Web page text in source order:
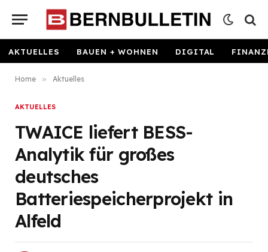
AKTUELLES BAUEN + WOHNEN DIGITAL
Home » Aktuelles
AKTUELLES
TWAICE liefert BESS-
Analytik für großes
deutsches
Batteriespeicherprojekt in
Alfeld